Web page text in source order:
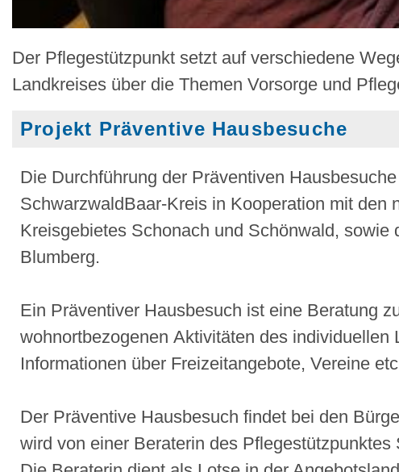
Der Pflegestützpunkt setzt auf verschiedene
Landkreises über die Themen Vorsorge und
Projekt Präventive Hausbesuche
Die Durchführung der Präventiven
SchwarzwaldBaar-Kreis in Kooperation mit den
Kreisgebietes Schonach und Schönwald, sowie
Blumberg.
Ein Präventiver Hausbesuch ist eine Beratung
wohnortbezogenen Aktivitäten des individuellen
Informationen über Freizeitangebote, Vereine
Der Präventive Hausbesuch findet bei den
wird von einer Beraterin des